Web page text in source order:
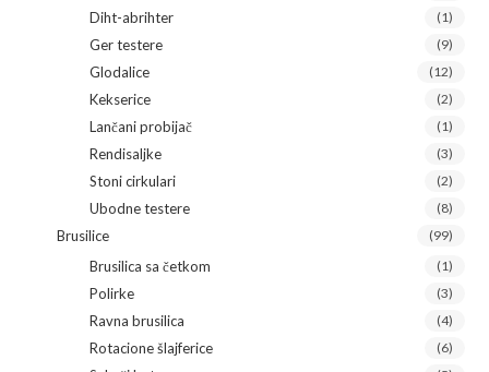
Diht-abrihter (1)
Ger testere (9)
Glodalice (12)
Kekserice (2)
Lančani probijač (1)
Rendisaljke (3)
Stoni cirkulari (2)
Ubodne testere (8)
Brusilice (99)
Brusilica sa četkom (1)
Polirke (3)
Ravna brusilica (4)
Rotacione šlajferice (6)